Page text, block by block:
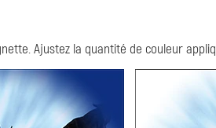
Ajustez la quantité de couleur